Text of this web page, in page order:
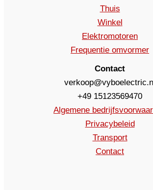
Thuis
Winkel
Elektromotoren
Frequentie omvormer
Contact
+49 15123569470
Algemene
Privacybeleid
Transport
Contact